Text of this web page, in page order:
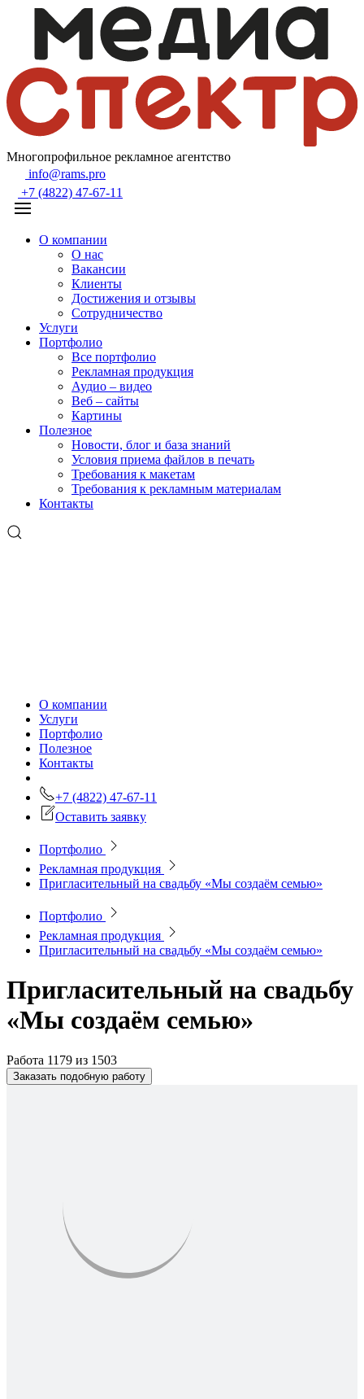
Многопрофильное рекламное агентство
info@rams.pro
+7 (4822) 47-67-11
О компании
О нас
Вакансии
Клиенты
Достижения и отзывы
Сотрудничество
Услуги
Портфолио
Все портфолио
Рекламная продукция
Аудио – видео
Веб – сайты
Картины
Полезное
Новости, блог и база знаний
Условия приема файлов в печать
Требования к макетам
Требования к рекламным материалам
Контакты
О компании
Услуги
Портфолио
Полезное
Контакты
+7 (4822) 47-67-11
Оставить заявку
Портфолио
Рекламная продукция
Пригласительный на свадьбу «Мы создаём семью»
Портфолио
Рекламная продукция
Пригласительный на свадьбу «Мы создаём семью»
Пригласительный на свадьбу
«Мы создаём семью»
Работа 1179 из 1503
Заказать подобную работу